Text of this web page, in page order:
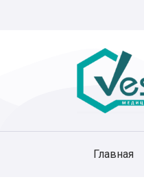
Главная